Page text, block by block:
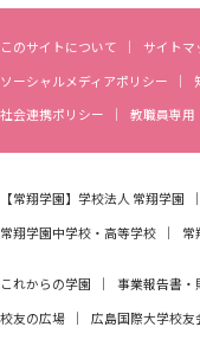
このサイトについて サイトマ
ソーシャルメディアポリシー
社会連携ポリシー
教職員専用
【常翔学園】 学校法人 常翔学園
常翔学園中学校・高等学校
常
これからの学園 事業報告書・
校友の広場
広島国際大学校友